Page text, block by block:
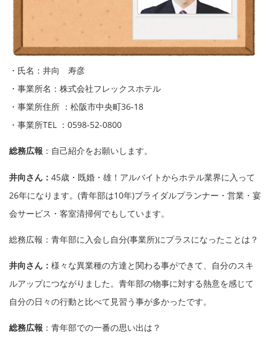
・氏名：井向 寿彦
・事業所名：株式会社フレックスホテル
・事業所住所 ：松阪市中央町36-18
・事業所TEL ：0598-52-0800
総務広報 ：自己紹介をお願いします。
井向さん： 45歳・既婚・雄！アルバイトからホテル業界に入って
26年になります。(青年部は10年)ブライダルプランナー・営業・宴
会サービス・客室清掃何でもしています。
総務広報：青年部に入会し自分(事業所)にプラスになったことは？
井向さん： 様々な異業種の方達と関わる事ができて、自分のスキ
ルアップにつながりました。青年部の物事に対する熱意を感じて
自分の日々の行動と比べて見習う事が多かったです。
総務広報 ：青年部での一番の思い出は？